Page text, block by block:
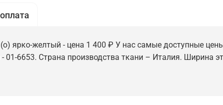
ярко-желтый - цена 1 400 ₽ У нас самые доступные
01-6653. Страна производства ткани – Италия. Ширина